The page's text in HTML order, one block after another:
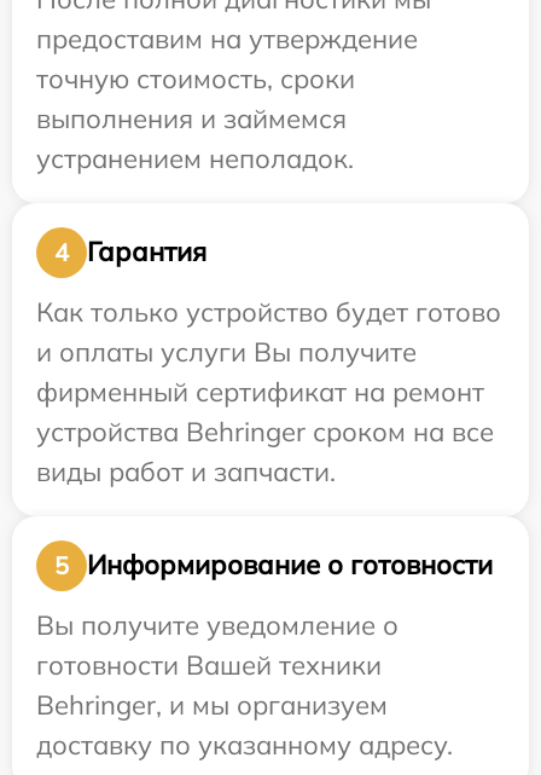
предоставим на утверждение
точную стоимость, сроки
выполнения и займемся
устранением неполадок.
4
Гарантия
Как только устройство будет готово
и оплаты услуги Вы получите
фирменный сертификат на ремонт
устройства Behringer сроком на все
виды работ и запчасти.
5
Информирование о готовности
Вы получите уведомление о
готовности Вашей техники
Behringer, и мы организуем
доставку по указанному адресу.